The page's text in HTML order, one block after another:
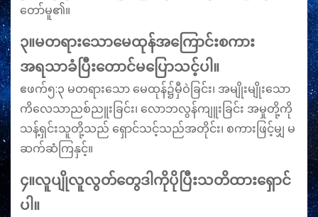
တော်မူ၏။
၃။မတရားသောမေထုန်အကြောင်းစကား
အရသာခံပြီးတောင်မပြောသင့်ပါ။
ဧဖက်၅:၃ မတရားသော မေထုန်၌မှီဝဲခြင်း၊ အမျိုးမျိုးသော
ကိလေသာညစ်ညူးခြင်း၊ လောဘလွန်ကျူးခြင်း အမှုတို့ကို
သန့်ရှင်းသူတို့သည် ရှောင်သင့်သည်အတိုင်း၊ စကားဖြင့်မျှ မ
ဆက်ဆံကြနှင့်။
၄။လူပျိုလူလွတ်တွေဒါကိုပိုပြီးသတိထားရှောင်
ပါ။